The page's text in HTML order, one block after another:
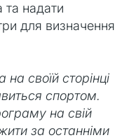
та надати
для визначення
своїй сторінці
спортом.
на свій
за останніми